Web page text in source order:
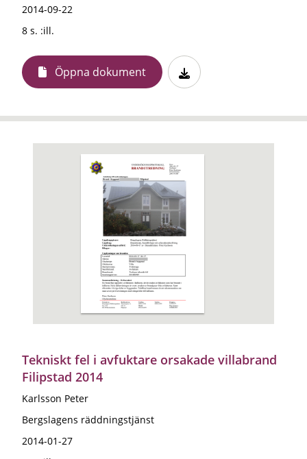
2014-09-22
8 s. :ill.
Öppna dokument
Tekniskt fel i avfuktare orsakade villabrand
Filipstad 2014
Karlsson Peter
Bergslagens räddningstjänst
2014-01-27